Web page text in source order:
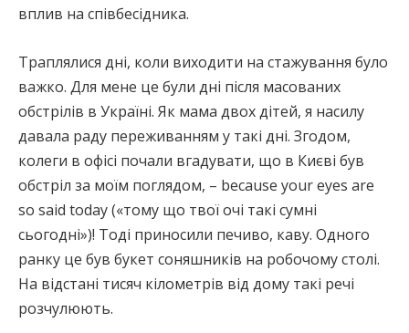
вплив на співбесідника.
Траплялися дні, коли виходити на стажування було
важко. Для мене це були дні після масованих
обстрілів в Україні. Як мама двох дітей, я насилу
давала раду переживанням у такі дні. Згодом,
колеги в офісі почали вгадувати, що в Києві був
обстріл за моїм поглядом, – because your eyes are
so said today («тому що твої очі такі сумні
сьогодні»)! Тоді приносили печиво, каву. Одного
ранку це був букет соняшників на робочому столі.
На відстані тисяч кілометрів від дому такі речі
розчулюють.